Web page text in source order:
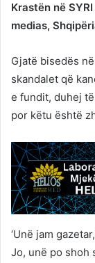
Krastën në
medias,
Gjatë bisedës
skandalet që
e fundit, duhej
por këtu është
‘Unë jam
Jo, unë po shoh